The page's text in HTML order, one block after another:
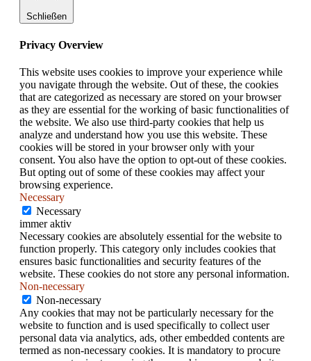
Schließen
Privacy Overview
This website uses cookies to improve your experience while
you navigate through the website. Out of these, the cookies
that are categorized as necessary are stored on your browser
as they are essential for the working of basic functionalities of
the website. We also use third-party cookies that help us
analyze and understand how you use this website. These
cookies will be stored in your browser only with your
consent. You also have the option to opt-out of these cookies.
But opting out of some of these cookies may affect your
browsing experience.
Necessary
Necessary
immer aktiv
Necessary cookies are absolutely essential for the website to
function properly. This category only includes cookies that
ensures basic functionalities and security features of the
website. These cookies do not store any personal information.
Non-necessary
Non-necessary
Any cookies that may not be particularly necessary for the
website to function and is used specifically to collect user
personal data via analytics, ads, other embedded contents are
termed as non-necessary cookies. It is mandatory to procure